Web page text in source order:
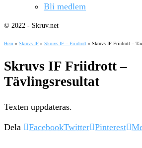
Bli medlem
© 2022 - Skruv.net
Hem » Skruvs IF » Skruvs IF – Friidrott » Skruvs IF Friidrott –
Skruvs IF Friidrott –
Tävlingsresultat
Texten uppdateras.
Dela FacebookTwitter Pinterest